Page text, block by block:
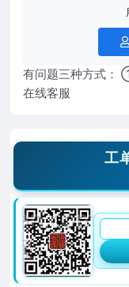
有问题三种方式
在线客服
工